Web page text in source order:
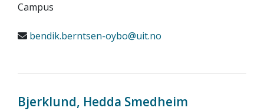
Campus
bendik.berntsen-oybo@uit.no
Bjerklund, Hedda Smedheim